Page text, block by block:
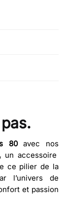
80avec nos
un accessoire
ce pilier de la
l’univers de
et passion